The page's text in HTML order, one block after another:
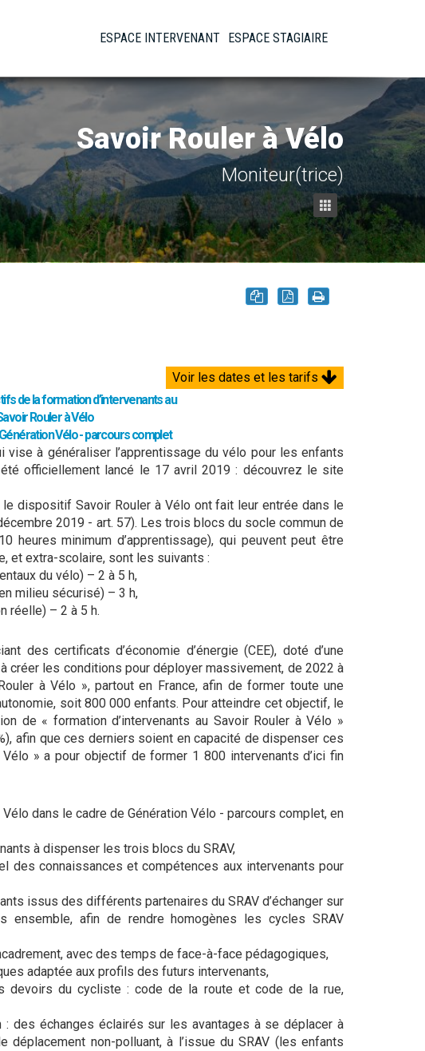
ESPACE INTERVENANT ESPACE STAGIAIRE
Savoir Rouler à Vélo
Moniteur(trice)
Voir les dates et les tarifs
de la formation d’intervenants au
Rouler à Vélo
Vélo - parcours complet
vise à généraliser l’apprentissage du vélo pour les enfants
officiellement lancé le 17 avril 2019 : découvrez le site
dispositif Savoir Rouler à Vélo ont fait leur entrée dans le
2019 - art. 57). Les trois blocs du socle commun de
heures minimum d’apprentissage), qui peuvent peut être
et extra-scolaire, sont les suivants :
du vélo) – 2 à 5 h,
milieu sécurisé) – 3 h,
réelle) – 2 à 5 h.
des certificats d’économie d’énergie (CEE), doté d’une
créer les conditions pour déployer massivement, de 2022 à
à Vélo », partout en France, afin de former toute une
soit 800 000 enfants. Pour atteindre cet objectif, le
de « formation d’intervenants au Savoir Rouler à Vélo »
afin que ces derniers soient en capacité de dispenser ces
» a pour objectif de former 1 800 intervenants d’ici fin
dans le cadre de Génération Vélo - parcours complet, en
à dispenser les trois blocs du SRAV,
des connaissances et compétences aux intervenants pour
issus des différents partenaires du SRAV d’échanger sur
ensemble, afin de rendre homogènes les cycles SRAV
avec des temps de face-à-face pédagogiques,
adaptée aux profils des futurs intervenants,
devoirs du cycliste : code de la route et code de la rue,
: des échanges éclairés sur les avantages à se déplacer à
non-polluant, à l’issue du SRAV (les enfants